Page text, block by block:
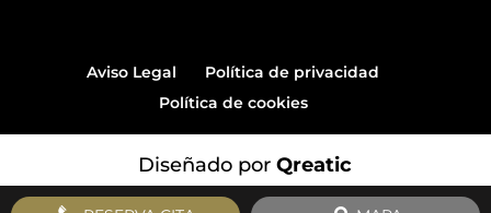
Aviso Legal
Política de privacidad
Política de cookies
Diseñado porQreatic